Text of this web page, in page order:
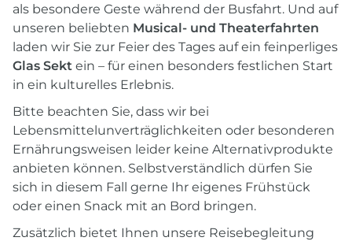
als besondere Geste während der Busfahrt. Und auf
unseren beliebten Musical- und Theaterfahrten
laden wir Sie zur Feier des Tages auf ein feinperliges
Glas Sekt ein – für einen besonders festlichen Start
in ein kulturelles Erlebnis.
Bitte beachten Sie, dass wir bei
Lebensmittelunverträglichkeiten oder besonderen
Ernährungsweisen leider keine Alternativprodukte
anbieten können. Selbstverständlich dürfen Sie
sich in diesem Fall gerne Ihr eigenes Frühstück
oder einen Snack mit an Bord bringen.
Zusätzlich bietet Ihnen unsere Reisebegleitung